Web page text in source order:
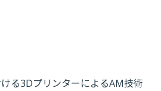
ける3DプリンターによるAM技術